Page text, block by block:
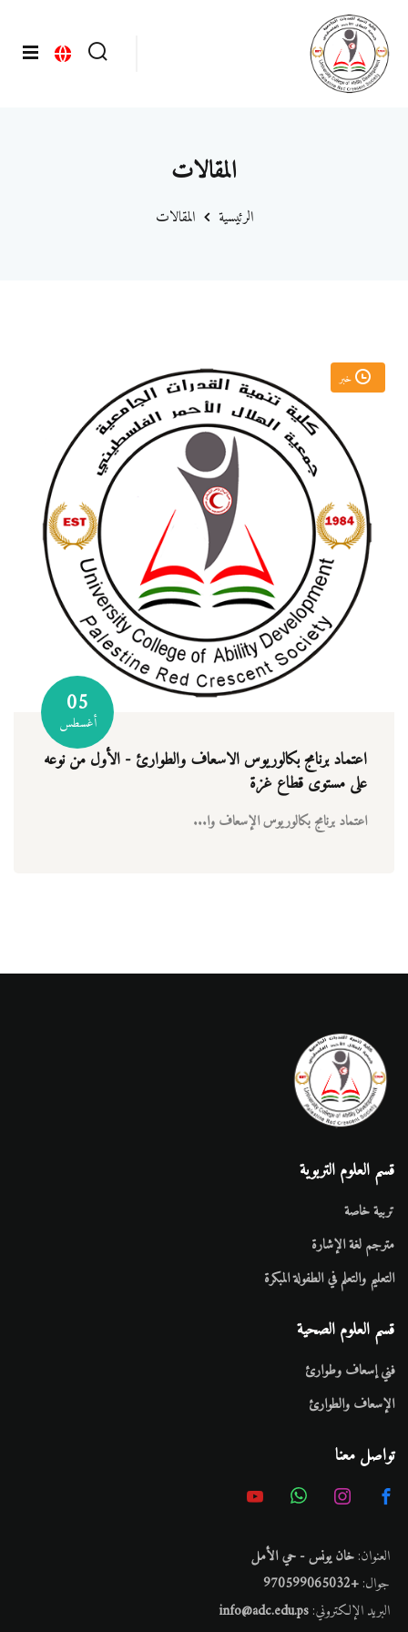
المقالات
الرئيسية المقالات
خبر
05
أغسطس
اعتماد برنامج بكالوريوس الاسعاف والطوارئ - الأول من نوعه
على مستوى قطاع غزة
اعتماد برنامج بكالوريوس الإسعاف وا...
قسم العلوم التربوية
تربية خاصة
مترجم لغة الإشارة
التعليم والتعلم في الطفولة المبكرة
قسم العلوم الصحية
فني إسعاف وطوارئ
الإسعاف والطوارئ
تواصل معنا
العنوان:خان يونس - حي الأمل
جوال:+970599065032
البريد الإلكتروني:info@adc.edu.ps